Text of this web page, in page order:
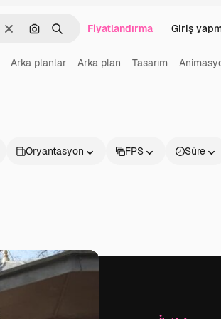
Temizlemek
Görüntüyle ara
AramakFiyatlandırma Giriş
Arka planlar Arka plan Tasarım
Oryantasyon FPS Süre